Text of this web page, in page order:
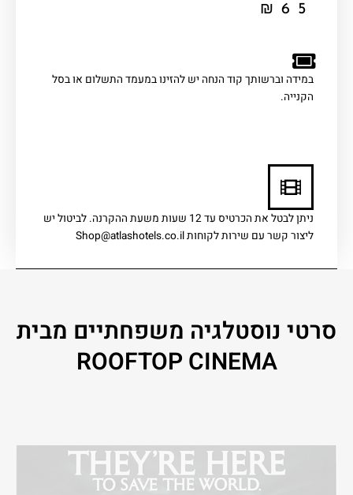
₪ 65
במידה וברשותך קוד הנחה יש להזינו במעמד התשלום או בסל
הקנייה.
ניתן לבטל את הכרטיס עד 12 שעות משעת ההקרנה. לביטול יש
ליצור קשר עם שירות לקוחות Shop@atlashotels.co.il
סרטי נוסטלגיה משפחתיים מבית
ROOFTOP CINEMA